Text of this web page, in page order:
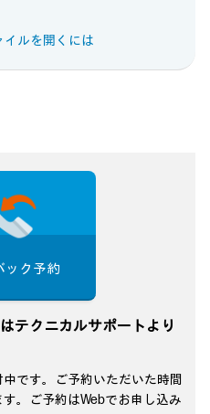
イルを開くには
ック予約
テクニカルサポートより
です。ご予約いただいた時間
。ご予約はWebでお申し込み